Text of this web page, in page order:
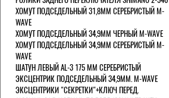
ХОМУТ ПОДСЕДЕЛЬНЫЙ 31,8ММ СЕРЕБРИСТЫЙ M-
WAVE
ХОМУТ ПОДСЕДЕЛЬНЫЙ 34,9ММ ЧЕРНЫЙ M-WAVE
ХОМУТ ПОДСЕДЕЛЬНЫЙ 34,9ММ СЕРЕБРИСТЫЙ M-
WAVE
ШАТУН ЛЕВЫЙ AL-3 175 ММ СЕРЕБРИСТЫЙ
ЭКСЦЕНТРИК ПОДСЕДЕЛЬНЫЙ 34,9ММ. M-WAVE
ЭКСЦЕНТРИКИ "СЕКРЕТКИ"+КЛЮЧ ПЕРЕД.